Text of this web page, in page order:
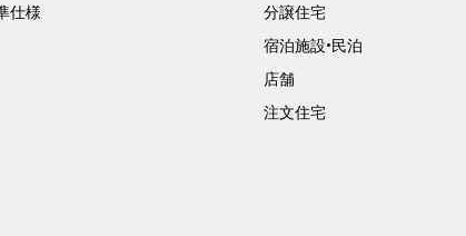
仕様
分譲住宅
宿泊施設•民泊
店舗
注文住宅